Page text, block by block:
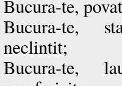
Bucura-te,
Bucura-te,
neclintit;
Bucura-te,